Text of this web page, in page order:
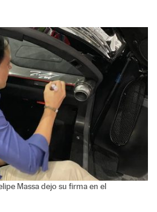
Massa dejo su firma en el